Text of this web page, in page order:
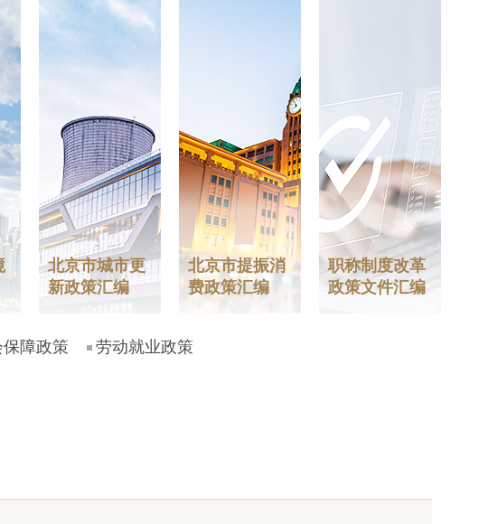
9
北京市城市更
新政策汇编
政策汇编
工作指引（试
北京市提振消
费政策汇编
政策汇编
职称制度改革
政策文件汇编
意见》的通知
保障政策 劳动就业政策